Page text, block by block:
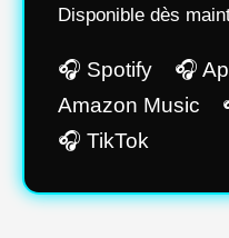
Disponible dès
🎧 Spotify 🎧
Amazon Music
🎧 TikTok